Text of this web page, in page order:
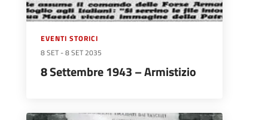
EVENTI STORICI
8 SET -8 SET 2035
8 Settembre 1943 – Armistizio